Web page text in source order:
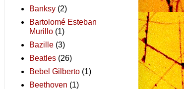
Banksy (2)
Bartolomé Esteban
Murillo (1)
Bazille (3)
Beatles (26)
Bebel Gilberto (1)
Beethoven (1)